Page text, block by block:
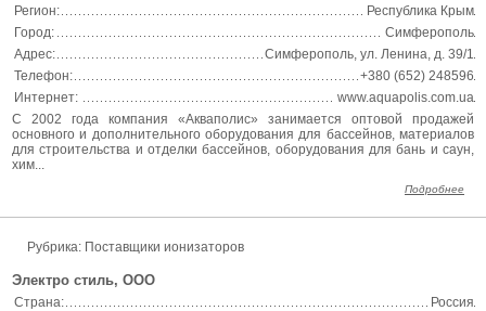
Регион:
Республика Крым
Город:
Симферополь
Адрес:
Симферополь, ул. Ленина, д. 39/1
Телефон:
+380 (652) 248596
Интернет:
www.aquapolis.com.ua
С 2002 года компания «Акваполис» занимается оптовой продажей
основного и дополнительного оборудования для бассейнов, материалов
для строительства и отделки бассейнов, оборудования для бань и саун,
хим...
Подробнее
Рубрика: Поставщики ионизаторов
Электро стиль, ООО
Страна:
Россия